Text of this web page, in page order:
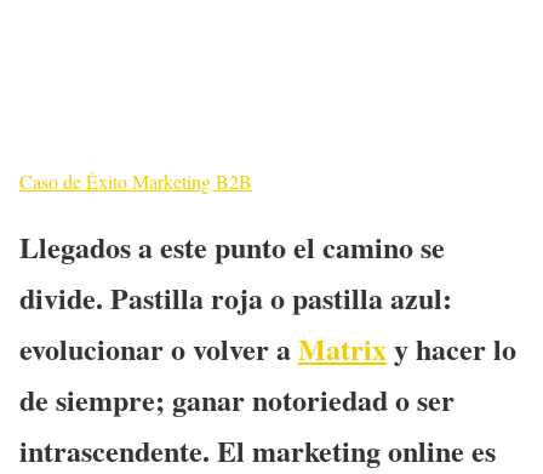
Caso de Éxito Marketing B2B
Llegados a este punto el camino se
divide. Pastilla roja o pastilla azul:
evolucionar o volver aMatrixy hacer lo
de siempre; ganar notoriedad o ser
intrascendente. El marketing online es